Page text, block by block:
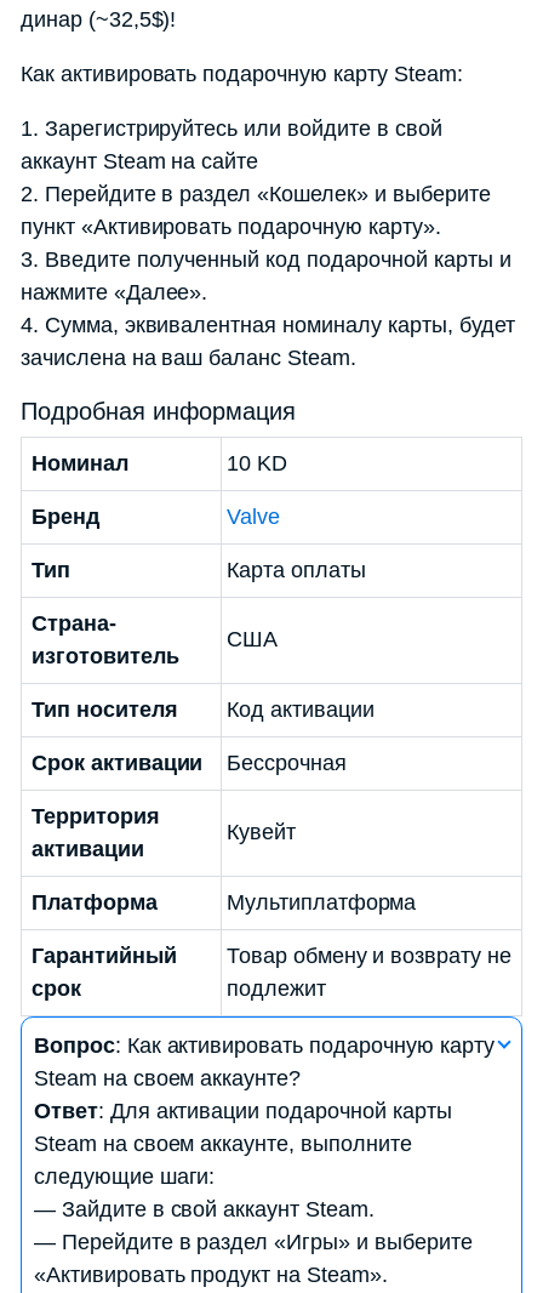
динар (~32,5$)!
Как активировать подарочную карту Steam:
1. Зарегистрируйтесь или войдите в свой
аккаунт Steam на сайте
2. Перейдите в раздел «Кошелек» и выберите
пункт «Активировать подарочную карту».
3. Введите полученный код подарочной карты и
нажмите «Далее».
4. Сумма, эквивалентная номиналу карты, будет
зачислена на ваш баланс Steam.
Подробная информация
Номинал 10 KD
Бренд Valve
Тип Карта оплаты
Страна-
изготовитель
США
Тип носителя Код активации
Срок активации Бессрочная
Территория
активации
Кувейт
Платформа Мультиплатформа
Гарантийный
срок
Товар обмену и возврату не
подлежит
Вопрос: Как активировать подарочную карту
Steam на своем аккаунте?
Ответ: Для активации подарочной карты
Steam на своем аккаунте, выполните
следующие шаги:
— Зайдите в свой аккаунт Steam.
— Перейдите в раздел «Игры» и выберите
«Активировать продукт на Steam».